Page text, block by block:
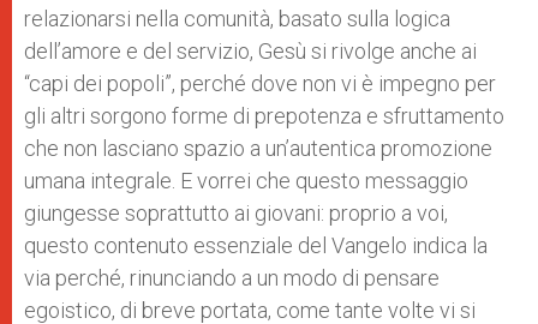
relazionarsi nella comunità, basato sulla logica
dell’amore e del servizio, Gesù si rivolge anche ai
“capi dei popoli”, perché dove non vi è impegno per
gli altri sorgono forme di prepotenza e sfruttamento
che non lasciano spazio a un’autentica promozione
umana integrale. E vorrei che questo messaggio
giungesse soprattutto ai giovani: proprio a voi,
questo contenuto essenziale del Vangelo indica la
via perché, rinunciando a un modo di pensare
egoistico, di breve portata, come tante volte vi si